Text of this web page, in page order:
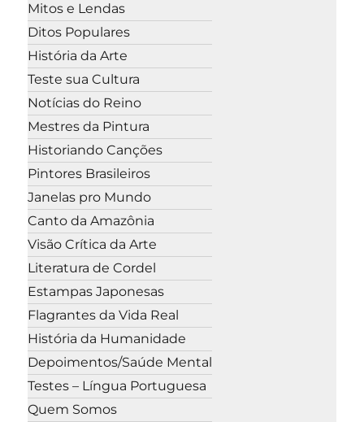
Mitos e Lendas
Ditos Populares
História da Arte
Teste sua Cultura
Notícias do Reino
Mestres da Pintura
Historiando Canções
Pintores Brasileiros
Janelas pro Mundo
Canto da Amazônia
Visão Crítica da Arte
Literatura de Cordel
Estampas Japonesas
Flagrantes da Vida Real
História da Humanidade
Depoimentos/Saúde Mental
Testes – Língua Portuguesa
Quem Somos